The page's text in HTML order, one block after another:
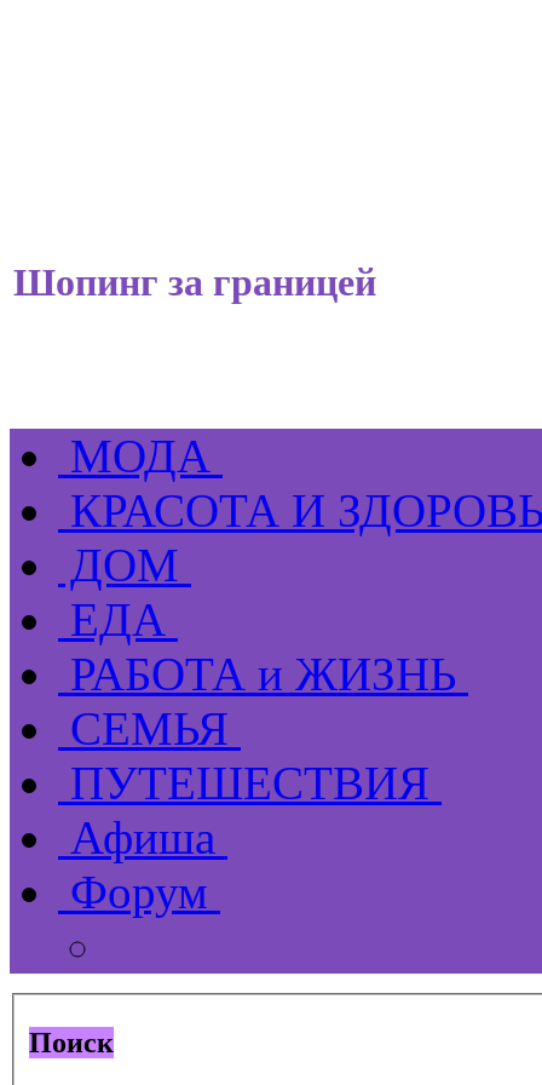
Шопинг за границей
МОДА
КРАСОТА И
ДОМ
ЕДА
РАБОТА и ЖИЗНЬ
СЕМЬЯ
ПУТЕШЕСТВИЯ
Афиша
Форум
Поиск